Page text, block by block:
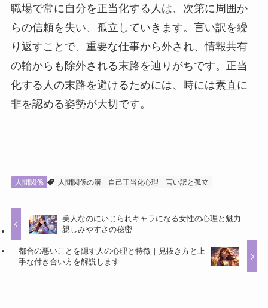
職場で常に自分を正当化する人は、次第に周囲か
らの信頼を失い、孤立していきます。言い訳を繰
り返すことで、重要な仕事から外され、情報共有
の輪からも除外される末路を辿りがちです。正当
化する人の末路を避けるためには、時には素直に
非を認める姿勢が大切です。
人間関係 人間関係の溝 自己正当化心理 言い訳と孤立
美人なのにいじられキャラになる女性の心理と魅力｜
親しみやすさの秘密
都合の悪いことを隠す人の心理と特徴｜見抜き方と上
手な付き合い方を解説します